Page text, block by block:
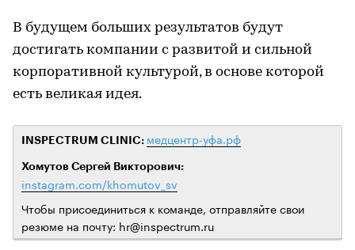
В будущем больших результатов будут
достигать компании с развитой и сильной
корпоративной культурой, в основе которой
есть великая идея.
INSPECTRUM CLINIC: медцентр-уфа.рф
Хомутов Сергей Викторович:
instagram.com/khomutov_sv
Чтобы присоединиться к команде, отправляйте свои
резюме на почту: hr@inspectrum.ru